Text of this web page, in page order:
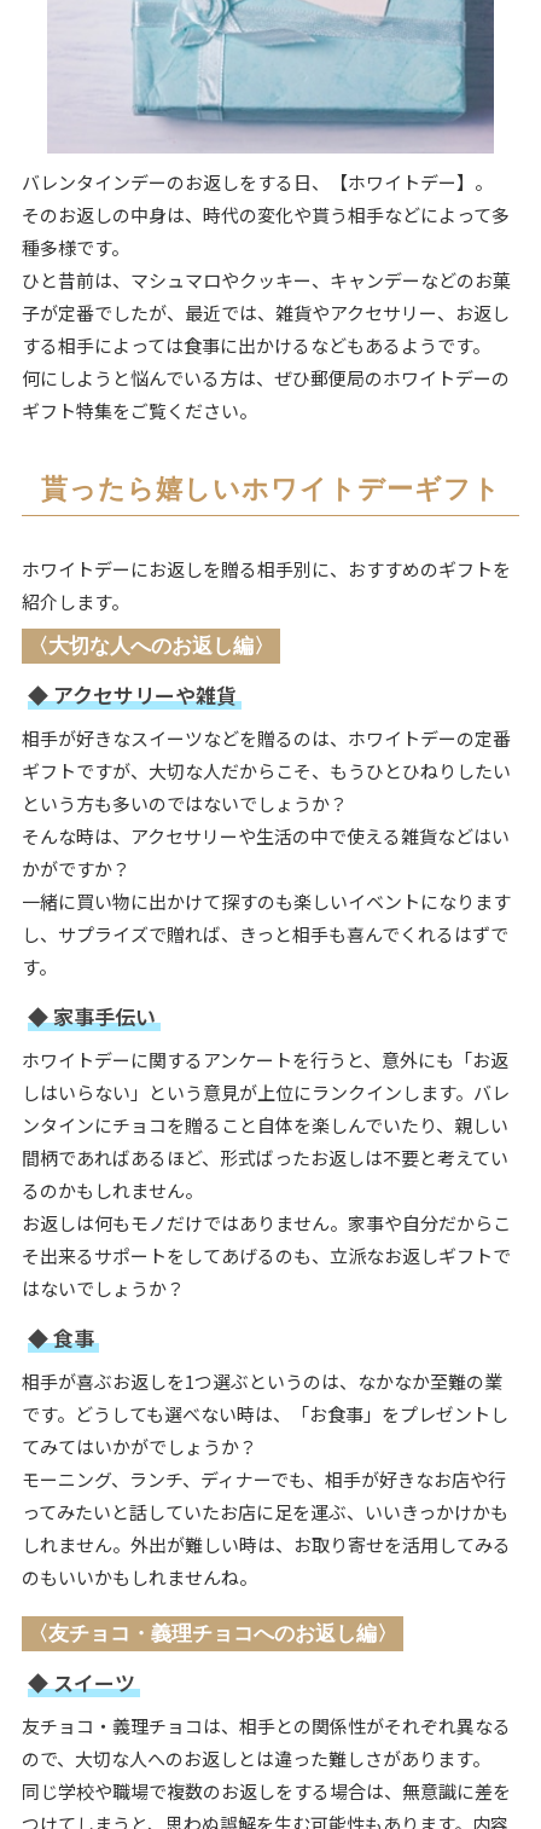
バレンタインデーのお返しをする日、【ホワイトデー】。
そのお返しの中身は、時代の変化や貰う相手などによって多
種多様です。
ひと昔前は、マシュマロやクッキー、キャンデーなどのお菓
子が定番でしたが、最近では、雑貨やアクセサリー、お返し
する相手によっては食事に出かけるなどもあるようです。
何にしようと悩んでいる方は、ぜひ郵便局のホワイトデーの
ギフト特集をご覧ください。
貰ったら嬉しいホワイトデーギフト
ホワイトデーにお返しを贈る相手別に、おすすめのギフトを
紹介します。
〈大切な人へのお返し編〉
◆ アクセサリーや雑貨
相手が好きなスイーツなどを贈るのは、ホワイトデーの定番
ギフトですが、大切な人だからこそ、もうひとひねりしたい
という方も多いのではないでしょうか？
そんな時は、アクセサリーや生活の中で使える雑貨などはい
かがですか？
一緒に買い物に出かけて探すのも楽しいイベントになります
し、サプライズで贈れば、きっと相手も喜んでくれるはずで
す。
◆ 家事手伝い
ホワイトデーに関するアンケートを行うと、意外にも「お返
しはいらない」という意見が上位にランクインします。バレ
ンタインにチョコを贈ること自体を楽しんでいたり、親しい
間柄であればあるほど、形式ばったお返しは不要と考えてい
るのかもしれません。
お返しは何もモノだけではありません。家事や自分だからこ
そ出来るサポートをしてあげるのも、立派なお返しギフトで
はないでしょうか？
◆ 食事
相手が喜ぶお返しを1つ選ぶというのは、なかなか至難の業
です。どうしても選べない時は、「お食事」をプレゼントし
てみてはいかがでしょうか？
モーニング、ランチ、ディナーでも、相手が好きなお店や行
ってみたいと話していたお店に足を運ぶ、いいきっかけかも
しれません。外出が難しい時は、お取り寄せを活用してみる
のもいいかもしれませんね。
〈友チョコ・義理チョコへのお返し編〉
◆ スイーツ
友チョコ・義理チョコは、相手との関係性がそれぞれ異なる
ので、大切な人へのお返しとは違った難しさがあります。
同じ学校や職場で複数のお返しをする場合は、無意識に差を
つけてしまうと、思わぬ誤解を生む可能性もあります。内容